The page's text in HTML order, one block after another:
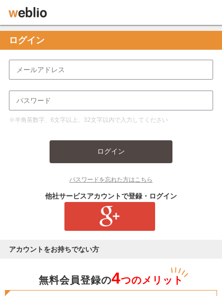
ログイン
※半角英数字、6文字以上、32文字以内で入力してください
ログイン
パスワードを忘れた方はこちら
他社サービスアカウントで登録・ログイン
アカウントをお持ちでない方
無料会員登録の4つのメリット